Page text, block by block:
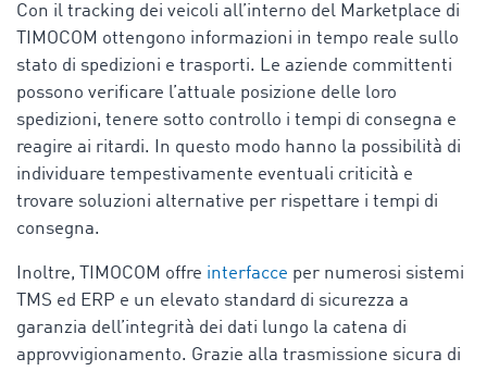
Con il tracking dei veicoli all’interno del Marketplace di
TIMOCOM ottengono informazioni in tempo reale sullo
stato di spedizioni e trasporti. Le aziende committenti
possono verificare l’attuale posizione delle loro
spedizioni, tenere sotto controllo i tempi di consegna e
reagire ai ritardi. In questo modo hanno la possibilità di
individuare tempestivamente eventuali criticità e
trovare soluzioni alternative per rispettare i tempi di
consegna.
Inoltre, TIMOCOM offre interfacce per numerosi sistemi
TMS ed ERP e un elevato standard di sicurezza a
garanzia dell’integrità dei dati lungo la catena di
approvvigionamento. Grazie alla trasmissione sicura di